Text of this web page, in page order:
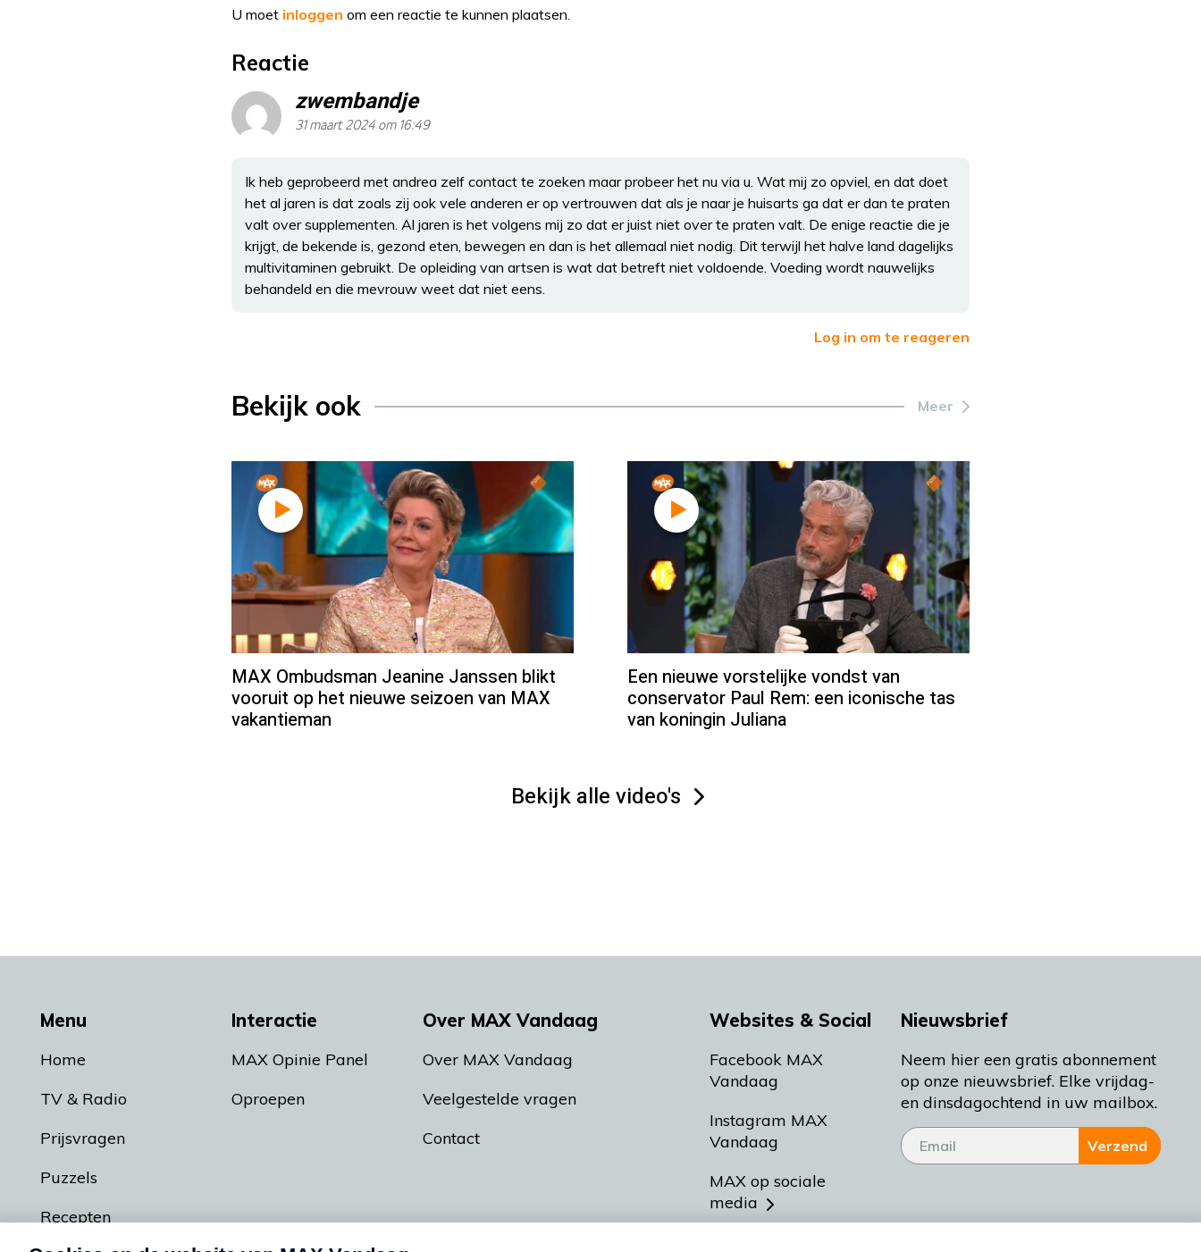
U moet inloggen om een reactie te kunnen plaatsen.
Reactie
zwembandje
31 maart 2024 om 16:49
Ik heb geprobeerd met andrea zelf contact te zoeken maar probeer het nu via u. Wat mij zo opviel, en dat doet
het al jaren is dat zoals zij ook vele anderen er op vertrouwen dat als je naar je huisarts ga dat er dan te praten
valt over supplementen. Al jaren is het volgens mij zo dat er juist niet over te praten valt. De enige reactie die je
krijgt, de bekende is, gezond eten, bewegen en dan is het allemaal niet nodig. Dit terwijl het halve land dagelijks
multivitaminen gebruikt. De opleiding van artsen is wat dat betreft niet voldoende. Voeding wordt nauwelijks
behandeld en die mevrouw weet dat niet eens.
Log in om te reageren
Bekijk ook Meer
MAX Ombudsman Jeanine Janssen blikt
vooruit op het nieuwe seizoen van MAX
vakantieman
Een nieuwe vorstelijke vondst van
conservator Paul Rem: een iconische tas
van koningin Juliana
Bekijk alle video's
Menu
Home
TV & Radio
Prijsvragen
Puzzels
Recepten
Interactie
MAX Opinie Panel
Oproepen
Over MAX Vandaag
Over MAX Vandaag
Veelgestelde vragen
Contact
Websites & Social
Facebook MAX
Vandaag
Instagram MAX
Vandaag
MAX op sociale
media
Nieuwsbrief
Neem hier een gratis abonnement
op onze nieuwsbrief. Elke vrijdag-
en dinsdagochtend in uw mailbox.
Verzend